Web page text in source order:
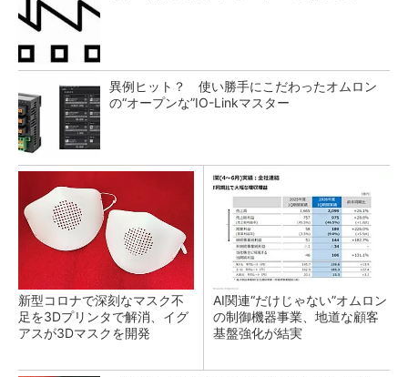
異例ヒット？ 使い勝手にこだわったオムロン
の“オープンな”IO-Linkマスター
新型コロナで深刻なマスク不
足を3Dプリンタで解消、イグ
アスが3Dマスクを開発
AI関連“だけじゃない”オムロン
の制御機器事業、地道な顧客
基盤強化が結実